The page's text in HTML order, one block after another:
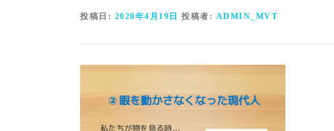
投稿日: 2020年4月19日 投稿者: ADMIN_MVT